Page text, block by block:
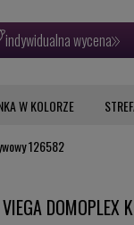
indywidualna wycena
W KOLORZE
126582
VIEGA DOMOPLEX